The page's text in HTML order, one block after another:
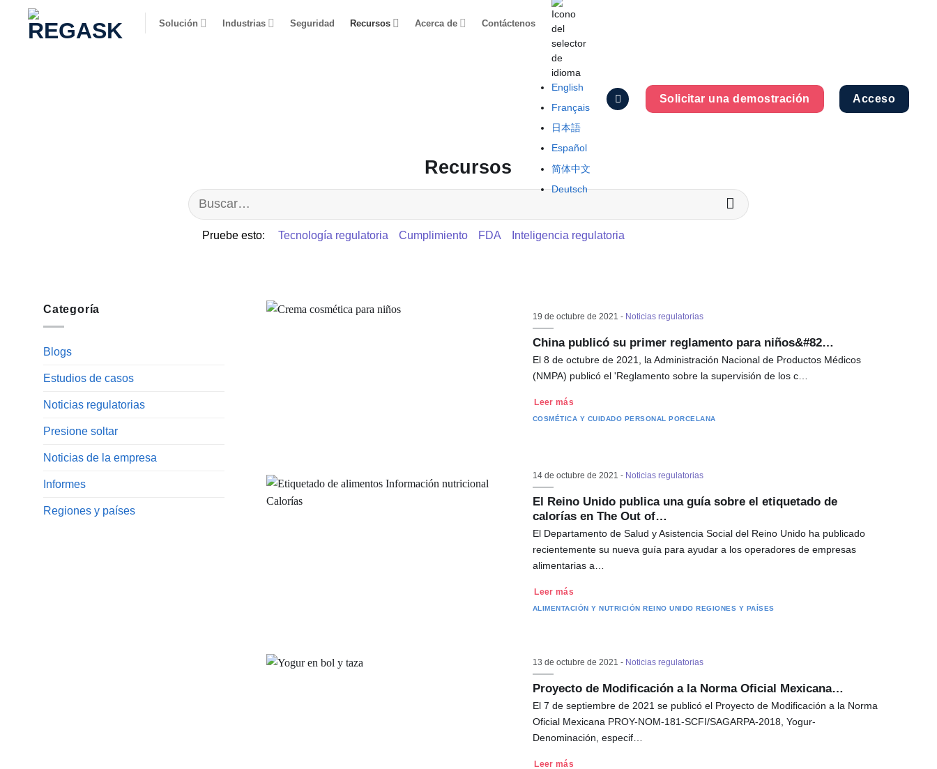
Saltar
Solución Industrias Seguridad Recursos Acerca de Contáctenos
English
Français
日本語
Español
简体中文
Deutsch
Solicitar una demostración Acceso
Recursos
Pruebe esto: Tecnología regulatoria Cumplimiento FDA Inteligencia regulatoria
Categoría
Blogs
Estudios de casos
Noticias regulatorias
Presione soltar
Noticias de la empresa
Informes
Regiones y países
19 de octubre de 2021 - Noticias regulatorias
China publicó su primer reglamento para niños&#82…
El 8 de octubre de 2021, la Administración Nacional de Productos Médicos
(NMPA) publicó el 'Reglamento sobre la supervisión de los c…
Leer más
COSMÉTICA Y CUIDADO PERSONAL PORCELANA
14 de octubre de 2021 - Noticias regulatorias
El Reino Unido publica una guía sobre el etiquetado de
calorías en The Out of…
El Departamento de Salud y Asistencia Social del Reino Unido ha publicado
recientemente su nueva guía para ayudar a los operadores de empresas
alimentarias a…
Leer más
ALIMENTACIÓN Y NUTRICIÓN REINO UNIDO REGIONES Y PAÍSES
13 de octubre de 2021 - Noticias regulatorias
Proyecto de Modificación a la Norma Oficial Mexicana…
El 7 de septiembre de 2021 se publicó el Proyecto de Modificación a la Norma
Oficial Mexicana PROY-NOM-181-SCFI/SAGARPA-2018, Yogur-
Denominación, especif…
Leer más